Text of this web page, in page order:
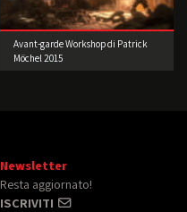
Avant-garde Workshop di Patrick
Möchel 2015
Newsletter
Resta aggiornato!
ISCRIVITI